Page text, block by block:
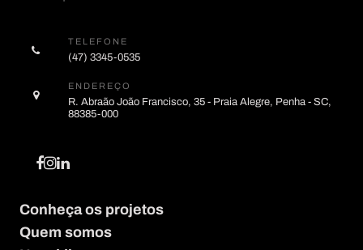
TELEFONE
(47) 3345-0535
ENDEREÇO
R. Abraão João Francisco, 35 - Praia Alegre, Penha - SC,
88385-000
Conheça os projetos
Quem somos